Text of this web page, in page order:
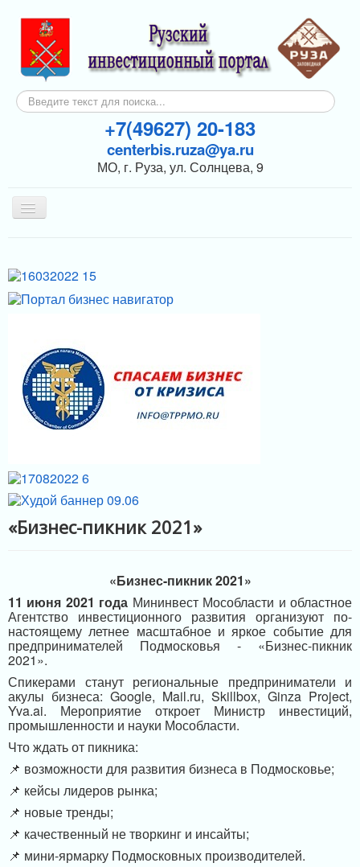
Искать...
+7(49627) 20-183
centerbis.ruza@ya.ru
МО, г. Руза, ул. Солнцева, 9
Включить/
выключить
ГЛАВНАЯ
НОВОСТИ
ПОДДЕРЖКА БИЗНЕСА
МЕРЫ ПОДДЕРЖКИ
ИНФРАСТРУКТУРА ПОДДЕРЖКИ
«Бизнес-пикник 2021»
«Бизнес-пикник 2021»
11 июня 2021 года Мининвест Мособласти и областное
Агентство инвестиционного развития организуют по-
настоящему летнее масштабное и яркое событие для
предпринимателей Подмосковья - «Бизнес-пикник
2021».
Спикерами станут региональные предприниматели и
акулы бизнеса: Google, Mail.ru, Skillbox, Ginza Project,
Yva.ai. Мероприятие откроет Министр инвестиций,
промышленности и науки Мособласти.
Что ждать от пикника:
📌 возможности для развития бизнеса в Подмосковье;
📌 кейсы лидеров рынка;
📌 новые тренды;
📌 качественный не творкинг и инсайты;
📌 мини-ярмарку Подмосковных производителей.